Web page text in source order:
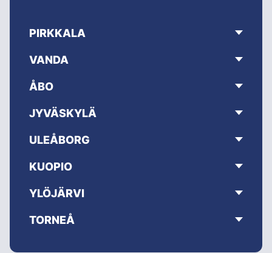
PIRKKALA
VANDA
ÅBO
JYVÄSKYLÄ
ULEÅBORG
KUOPIO
YLÖJÄRVI
TORNEÅ